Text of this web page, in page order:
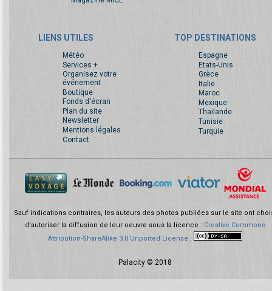
LIENS UTILES
Météo
Services +
Organisez votre
événement
Boutique
Fonds d'écran
Plan du site
Newsletter
Mentions légales
Contact
TOP DESTINATIONS
Espagne
Etats-Unis
Grèce
Italie
Maroc
Mexique
Thaïlande
Tunisie
Turquie
Sauf indications contraires, les auteurs des photos publiées sur le site ont
d'autoriser la diffusion de leur oeuvre sous la licence : Creative Commons
Attribution-ShareAlike 3.0 Unported License :
Palacity © 2018